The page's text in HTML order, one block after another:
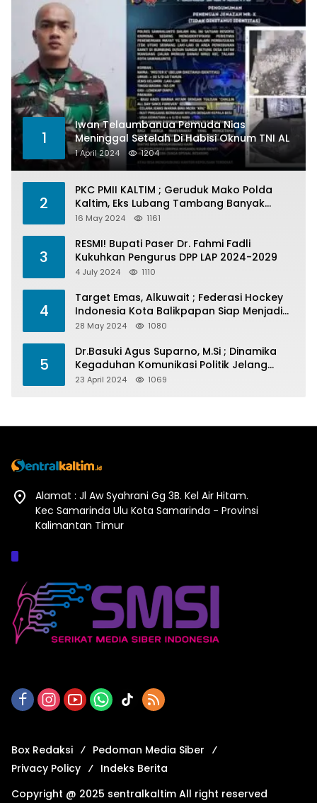
1
Iwan Telaumbanua Pemuda Nias
Meninggal Setelah Di Habisi Oknum TNI AL
1 April 2024 1204
2
PKC PMII KALTIM ; Geruduk Mako Polda
Kaltim, Eks Lubang Tambang Banyak
Menelan Korban
16 May 2024 1161
3
RESMI! Bupati Paser Dr. Fahmi Fadli
Kukuhkan Pengurus DPP LAP 2024-2029
4 July 2024 1110
4
Target Emas, Alkuwait ; Federasi Hockey
Indonesia Kota Balikpapan Siap Menjadi
Barometer Prestasi Di Kaltim
28 May 2024 1080
5
Dr.Basuki Agus Suparno, M.Si ; Dinamika
Kegaduhan Komunikasi Politik Jelang
Pesta Politik 2024
23 April 2024 1069
Alamat : Jl Aw Syahrani Gg 3B. Kel Air Hitam.
Kec Samarinda Ulu Kota Samarinda - Provinsi
Kalimantan Timur
Box Redaksi
Pedoman Media Siber
Privacy Policy
Indeks Berita
Copyright @ 2025 sentralkaltim All right reserved